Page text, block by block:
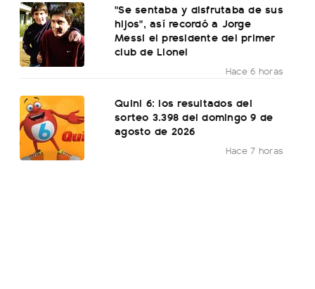
"Se sentaba y disfrutaba de sus
hijos", así recordó a Jorge
Messi el presidente del primer
club de Lionel
Hace 6 horas
Quini 6: los resultados del
sorteo 3.398 del domingo 9 de
agosto de 2026
Hace 7 horas